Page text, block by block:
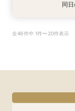
特典あり
8/31
タ
特典あり
8/31
ト
同
全46件中 1件〜20件表示